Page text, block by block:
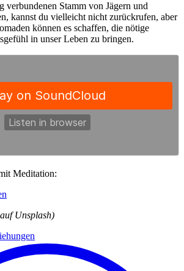
verbundenen Stamm von Jägern und
kannst du vielleicht nicht zurückrufen, aber
können es schaffen, die nötige
in unser Leben zu bringen.
Meditation:
Unsplash)